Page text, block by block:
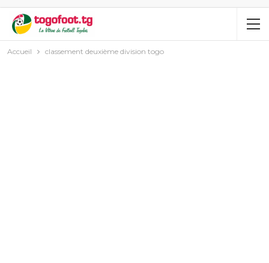
Accueil classement deuxième division togo